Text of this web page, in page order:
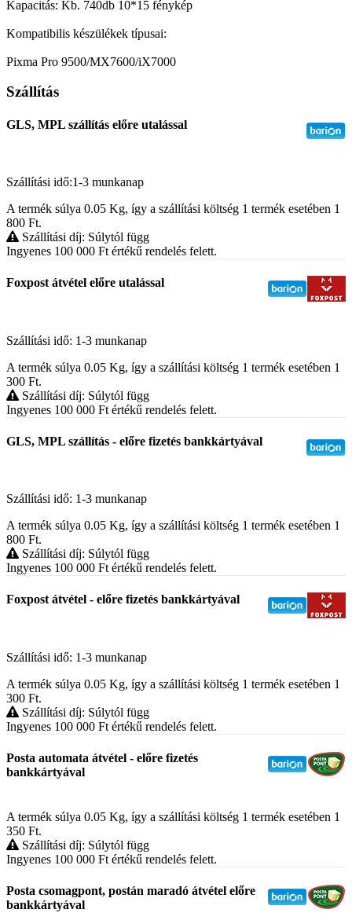
Kapacitás: Kb. 740db 10*15 fénykép
Kompatibilis készülékek típusai:
Pixma Pro 9500/MX7600/iX7000
Szállítás
GLS, MPL szállítás előre utalással
Szállítási idő:1-3 munkanap
A termék súlya 0.05 Kg, így a szállítási költség 1 termék esetében 1
800 Ft.
Szállítási díj: Súlytól függ
Ingyenes 100 000 Ft értékű rendelés felett.
Foxpost átvétel előre utalással
Szállítási idő: 1-3 munkanap
A termék súlya 0.05 Kg, így a szállítási költség 1 termék esetében 1
300 Ft.
Szállítási díj: Súlytól függ
Ingyenes 100 000 Ft értékű rendelés felett.
GLS, MPL szállítás - előre fizetés bankkártyával
Szállítási idő: 1-3 munkanap
A termék súlya 0.05 Kg, így a szállítási költség 1 termék esetében 1
800 Ft.
Szállítási díj: Súlytól függ
Ingyenes 100 000 Ft értékű rendelés felett.
Foxpost átvétel - előre fizetés bankkártyával
Szállítási idő: 1-3 munkanap
A termék súlya 0.05 Kg, így a szállítási költség 1 termék esetében 1
300 Ft.
Szállítási díj: Súlytól függ
Ingyenes 100 000 Ft értékű rendelés felett.
Posta automata átvétel - előre fizetés
bankkártyával
A termék súlya 0.05 Kg, így a szállítási költség 1 termék esetében 1
350 Ft.
Szállítási díj: Súlytól függ
Ingyenes 100 000 Ft értékű rendelés felett.
Posta csomagpont, postán maradó átvétel előre
bankkártyával